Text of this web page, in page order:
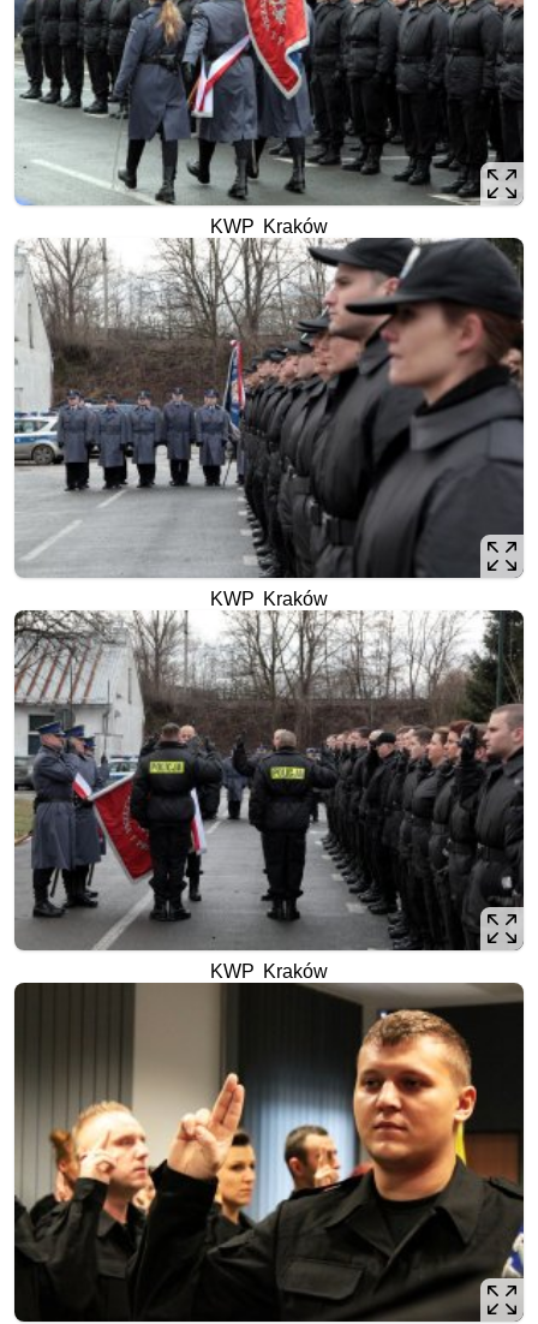
KWP Kraków
KWP Kraków
KWP Kraków